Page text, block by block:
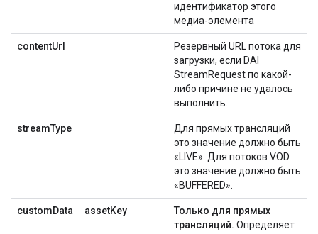
идентификатор этого
медиа-элемента
contentUrl
Резервный URL потока для
загрузки, если DAI
StreamRequest по какой-
либо причине не удалось
выполнить.
streamType
Для прямых трансляций
это значение должно быть
«LIVE». Для потоков VOD
это значение должно быть
«BUFFERED».
customData assetKey
Только для прямых
трансляций. Определяет